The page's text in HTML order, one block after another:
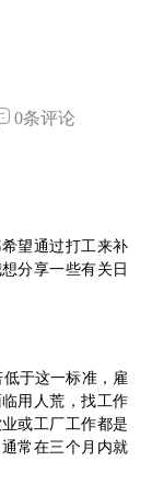
0条评论
望通过打工来补
分享一些有关日
于这一标准，雇
用人荒，找工作
或工厂工作都是
常在三个月内就